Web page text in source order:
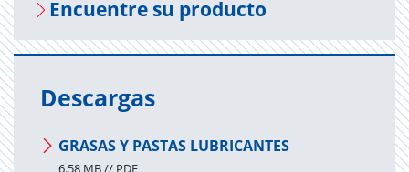
En­cuen­tre su pro­duc­to
Descargas
GRASAS Y PASTAS LUBRICANTES
6.58 MB // PDF